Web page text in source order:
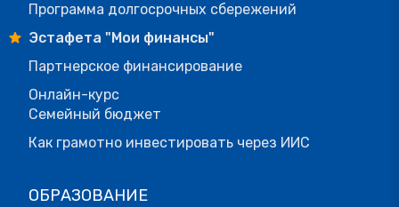
Программа долгосрочных сбережений
Эстафета "Мои финансы"
Партнерское финансирование
Онлайн-курс
Семейный бюджет
Как грамотно инвестировать через ИИС
ОБРАЗОВАНИЕ